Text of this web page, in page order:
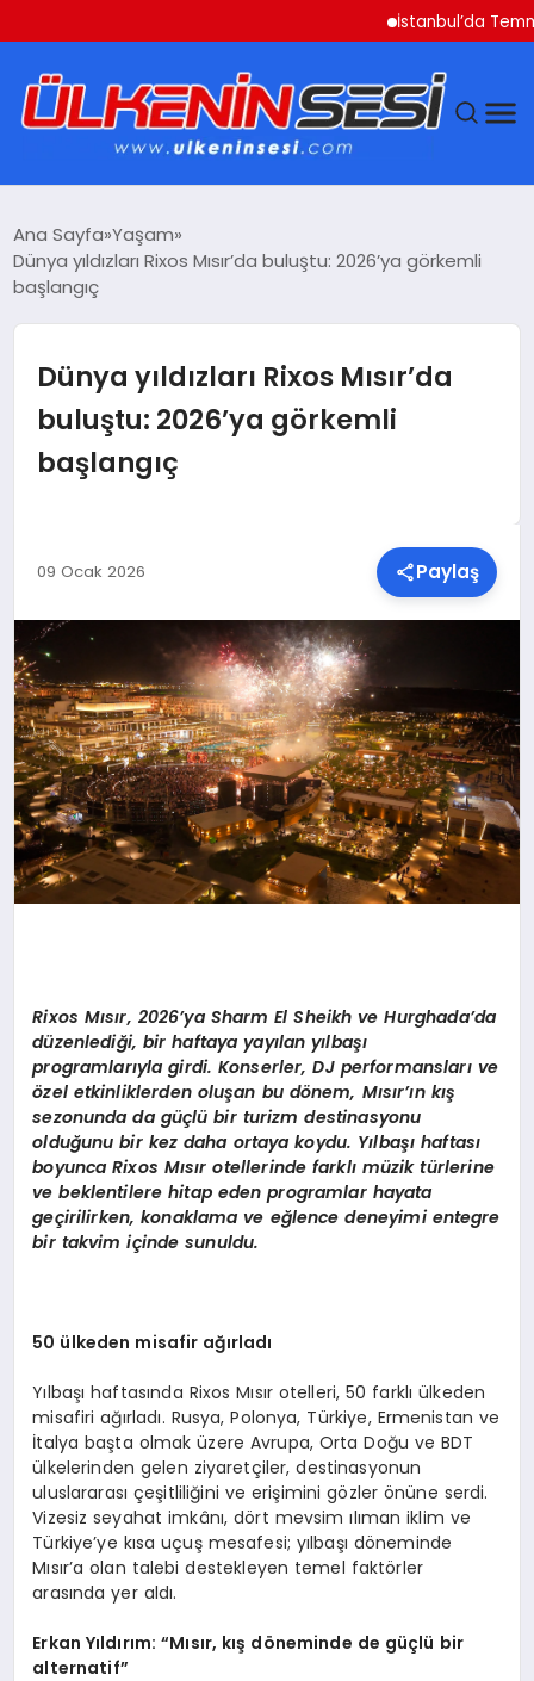
İstanbul’da Temmuz
EKONOMI
MAGAZIN
SAĞLIK
TEKNOLOJI
YAŞAM
MALATYA HABERLERI
Ana Sayfa Yaşam
Dünya yıldızları Rixos Mısır’da buluştu: 2026’ya görkemli
başlangıç
Dünya yıldızları Rixos Mısır’da
buluştu: 2026’ya görkemli
başlangıç
09 Ocak 2026 Paylaş
Rixos Mısır, 2026’ya Sharm El Sheikh ve Hurghada’da
düzenlediği, bir haftaya yayılan yılbaşı
programlarıyla girdi. Konserler, DJ performansları ve
özel etkinliklerden oluşan bu dönem, Mısır’ın kış
sezonunda da güçlü bir turizm destinasyonu
olduğunu bir kez daha ortaya koydu. Yılbaşı haftası
boyunca Rixos Mısır otellerinde farklı müzik türlerine
ve beklentilere hitap eden programlar hayata
geçirilirken, konaklama ve eğlence deneyimi entegre
bir takvim içinde sunuldu.
50 ülkeden misafir ağırladı
Yılbaşı haftasında Rixos Mısır otelleri, 50 farklı ülkeden
misafiri ağırladı. Rusya, Polonya, Türkiye, Ermenistan ve
İtalya başta olmak üzere Avrupa, Orta Doğu ve BDT
ülkelerinden gelen ziyaretçiler, destinasyonun
uluslararası çeşitliliğini ve erişimini gözler önüne serdi.
Vizesiz seyahat imkânı, dört mevsim ılıman iklim ve
Türkiye’ye kısa uçuş mesafesi; yılbaşı döneminde
Mısır’a olan talebi destekleyen temel faktörler
arasında yer aldı.
Erkan Yıldırım:“Mısır, kış döneminde de güçlü bir
alternatif”